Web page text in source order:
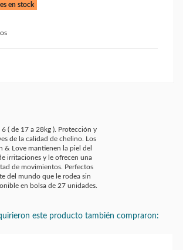
en stock
( de 17 a 28kg ). Protección y
de la calidad de chelino. Los
& Love mantienen la piel del
irritaciones y le ofrecen una
de movimientos. Perfectos
del mundo que le rodea sin
en bolsa de 27 unidades.
este producto también compraron: